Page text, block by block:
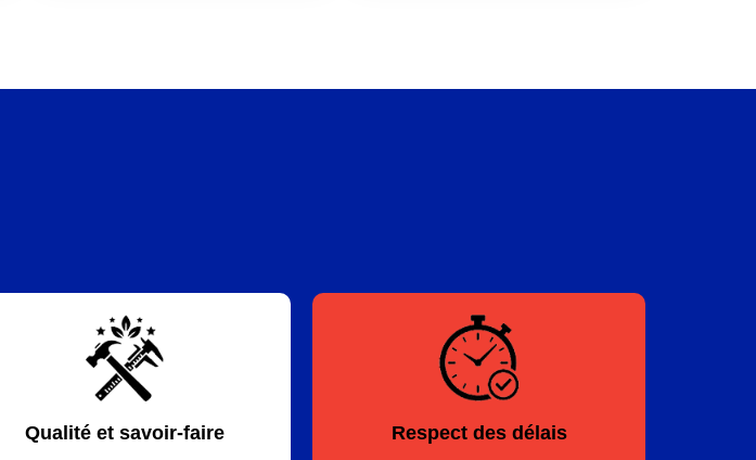
Qualité et savoir-faire Respect des délais